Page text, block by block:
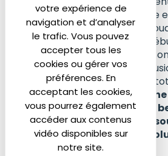
votre expérience de
navigation et d’analyser
le trafic. Vous pouvez
accepter tous les
cookies ou gérer vos
préférences. En
acceptant les cookies,
vous pourrez également
accéder aux contenus
vidéo disponibles sur
notre site.
qu’elle était superflue, pauvre
s’assit lui-même au piano. Il
du premier mouvement, le
quelques autres fragments.
l’interprétation d’un jeune
particulièrement doué, était
convaincant.Il était très
relief ; la qualité du son, sa
plénitude, son ampleur, le
imprimait – tout était
inoubliable.